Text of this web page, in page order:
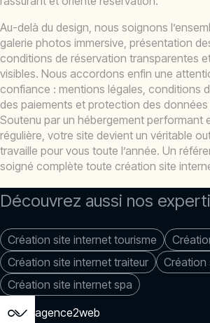
Au-delà du design, nous soignons
galerie photos immersive, présentation
conditions de réservation transparentes
visibles. Nous accordons enfin une
confiance : mentions légales, conditions
des paiements et protection des
Soutenu par un hébergement performant
régulière, votre site devient un véritable
travaille pour vous toute l’année. Un
soigné complète toute création site
Découvrez aussi nos
Création site internet tourisme
Création site internet traiteur
Création
Création site internet spa
agence2web